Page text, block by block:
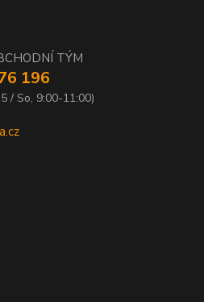
TÝM
196
/ So, 9:00-11:00)